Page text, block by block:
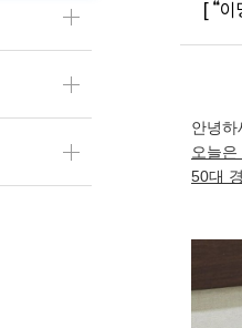
[ “
안녕하
오늘
50대